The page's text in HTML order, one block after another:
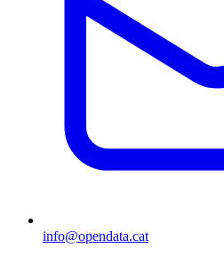
info@opendata.cat